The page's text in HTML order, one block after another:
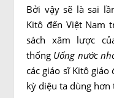
Bởi vậy sẽ là sai
Kitô đến Việt Nam
sách xâm lược
thống Uống nước
các giáo sĩ Kitô
kỳ diệu ta dùng hơn